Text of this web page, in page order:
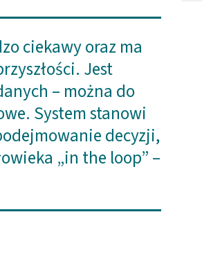
ciekawy oraz ma
Jest
– można do
System stanowi
decyzji,
„in the loop” –